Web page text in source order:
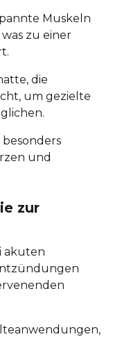
Muskeln
zu einer
die
um gezielte
und
zur
akuten